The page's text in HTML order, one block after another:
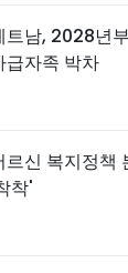
트남, 2028년
급자족 박차
르신 복지정책
착'